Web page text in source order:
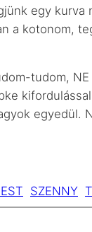
egy
a kotonom,
tudom,
egyedül.
SZENNY